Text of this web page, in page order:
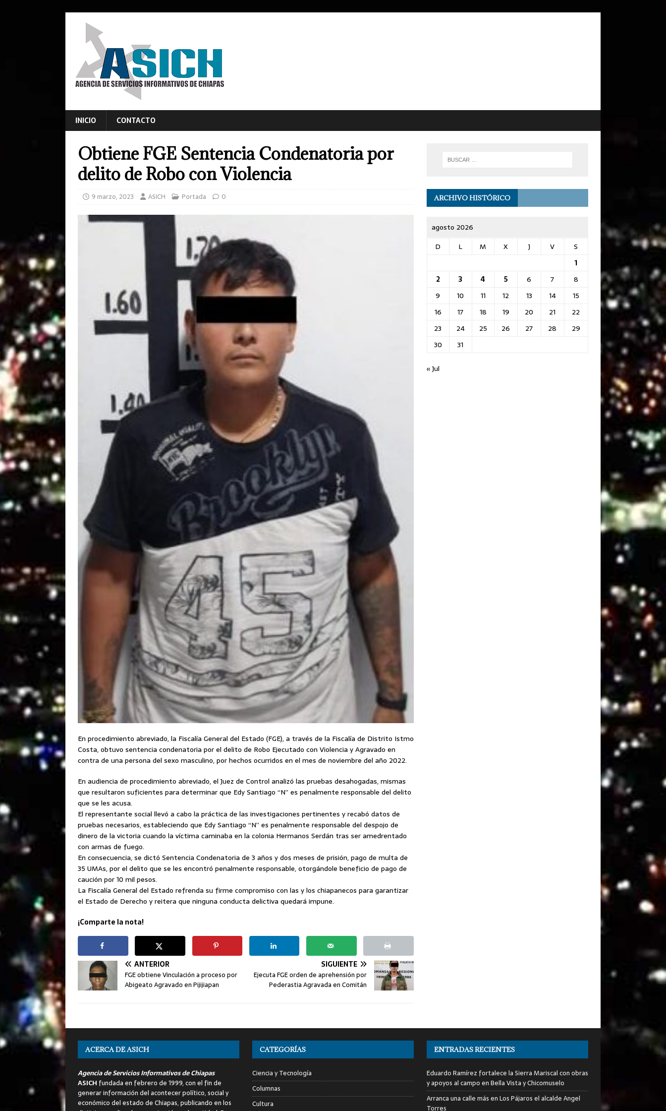
INICIO CONTACTO
Obtiene FGE Sentencia Condenatoria por
delito de Robo con Violencia
9 marzo, 2023 ASICH Portada 0
En procedimiento abreviado, la Fiscalía General del Estado (FGE), a través de la Fiscalía de Distrito Istmo
Costa, obtuvo sentencia condenatoria por el delito de Robo Ejecutado con Violencia y Agravado en
contra de una persona del sexo masculino, por hechos ocurridos en el mes de noviembre del año 2022.
En audiencia de procedimiento abreviado, el Juez de Control analizó las pruebas desahogadas, mismas
que resultaron suficientes para determinar que Edy Santiago “N” es penalmente responsable del delito
que se les acusa.
El representante social llevó a cabo la práctica de las investigaciones pertinentes y recabó datos de
pruebas necesarios, estableciendo que Edy Santiago “N” es penalmente responsable del despojo de
dinero de la victoria cuando la víctima caminaba en la colonia Hermanos Serdán tras ser amedrentado
con armas de fuego.
En consecuencia, se dictó Sentencia Condenatoria de 3 años y dos meses de prisión, pago de multa de
35 UMAs, por el delito que se les encontró penalmente responsable, otorgándole beneficio de pago de
caución por 10 mil pesos.
La Fiscalía General del Estado refrenda su firme compromiso con las y los chiapanecos para garantizar
el Estado de Derecho y reitera que ninguna conducta delictiva quedará impune.
¡Comparte la nota!
ANTERIOR
FGE obtiene Vinculación a proceso por
Abigeato Agravado en Pijijiapan
SIGUIENTE
Ejecuta FGE orden de aprehensión por
Pederastia Agravada en Comitán
ARCHIVO HISTÓRICO
agosto 2026
D
L M X J V
S
1
2
3 4 5 6 7
8
9
10 11 12 13 14
15
16
17 18 19 20 21
22
23
24 25 26 27 28
29
30
31
« Jul
ACERCA DE ASICH
Agencia de Servicios Informativos de Chiapas
ASICH fundada en febrero de 1999, con el fin de
generar información del acontecer político, social y
económico del estado de Chiapas, publicando en los
CATEGORÍAS
Ciencia y Tecnología
Columnas
Cultura
ENTRADAS RECIENTES
Eduardo Ramírez fortalece la Sierra Mariscal con obras
y apoyos al campo en Bella Vista y Chicomuselo
Arranca una calle más en Los Pájaros el alcalde Angel
Torres